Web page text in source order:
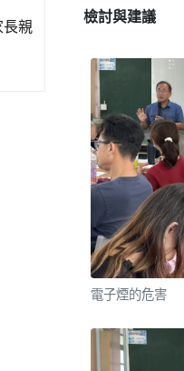
長親
檢討與建議
電子煙的危害